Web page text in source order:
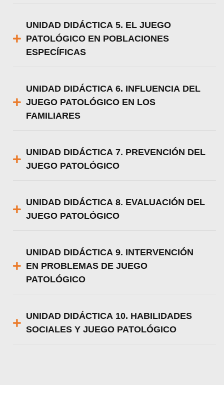
UNIDAD DIDÁCTICA 5. EL JUEGO
PATOLÓGICO EN POBLACIONES
ESPECÍFICAS
UNIDAD DIDÁCTICA 6. INFLUENCIA DEL
JUEGO PATOLÓGICO EN LOS
FAMILIARES
UNIDAD DIDÁCTICA 7. PREVENCIÓN DEL
JUEGO PATOLÓGICO
UNIDAD DIDÁCTICA 8. EVALUACIÓN DEL
JUEGO PATOLÓGICO
UNIDAD DIDÁCTICA 9. INTERVENCIÓN
EN PROBLEMAS DE JUEGO
PATOLÓGICO
UNIDAD DIDÁCTICA 10. HABILIDADES
SOCIALES Y JUEGO PATOLÓGICO